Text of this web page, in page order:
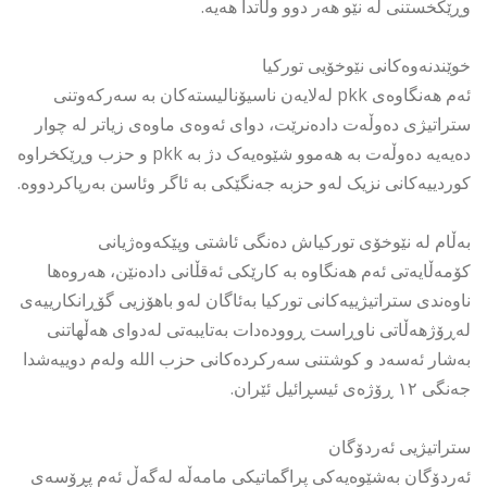
وڕێکخستنی لە نێو هەر دوو وڵاتدا هەیە.
خوێندنەوەکانی نێوخۆیی تورکیا
ئەم هەنگاوەی pkk لەلایەن ناسیۆنالیستەکان بە سەرکەوتنی
ستراتیژی دەوڵەت دادەنرێت، دوای ئەوەی ماوەی زیاتر لە چوار
دەیەیە دەوڵەت بە هەموو شێوەیەک دژ بە pkk و حزب وڕێکخراوە
کوردییەکانی نزیک لەو حزبە جەنگێکی بە ئاگر وئاسن بەرپاکردووە.
بەڵام لە نێوخۆی تورکیاش دەنگی ئاشتی وپێکەوەژیانی
کۆمەڵایەتی ئەم هەنگاوە بە کارێکی ئەقڵانی دادەنێن، هەروەها
ناوەندی ستراتیژییەکانی تورکیا بەئاگان لەو باهۆزیی گۆڕانکارییەی
لەڕۆژهەڵاتی ناوڕاست ڕوودەدات بەتایبەتی لەدوای هەڵهاتنی
بەشار ئەسەد و کوشتنی سەرکردەکانی حزب الله ولەم دوییەشدا
جەنگی ١٢ ڕۆژەی ئیسڕائیل ئێران.
ستراتیژیی ئەردۆگان
ئەردۆگان بەشێوەیەکی پراگماتیکی مامەڵە لەگەڵ ئەم پڕۆسەی